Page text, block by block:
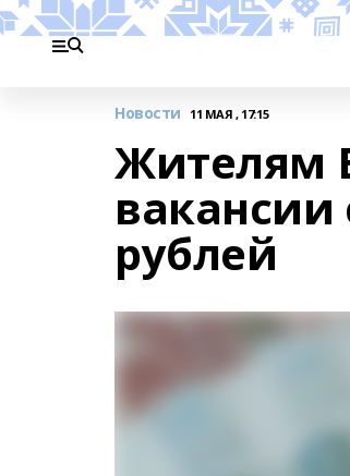
Новости 11 МАЯ , 17:15
Жителям
вакансии
рублей